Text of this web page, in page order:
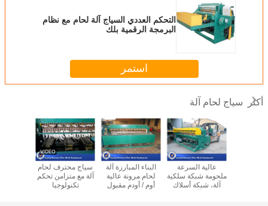
التحكم العددي السياج آلة لحام مع نظام
البرمجة الرقمية بلك
استمر
أكثر سياج لحام آلة
سياج محترف لحام
آلة مع متزامن تحكم
تكنولوجيا
البناء المبارزة آلة
لحام مرونة عالية
أوم / أودم مقبول
عالية السرعة
ملحومة شبكة سلكية
آلة، شبكة أسلاك